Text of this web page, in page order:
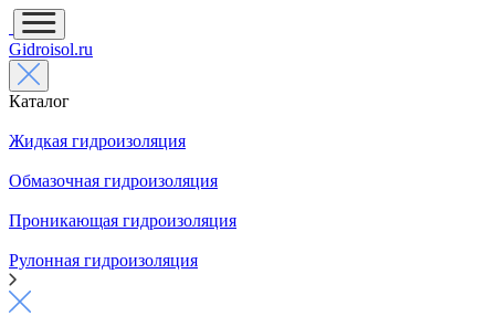
Gidroisol.ru
Каталог
Жидкая гидроизоляция
Обмазочная гидроизоляция
Проникающая гидроизоляция
Рулонная гидроизоляция